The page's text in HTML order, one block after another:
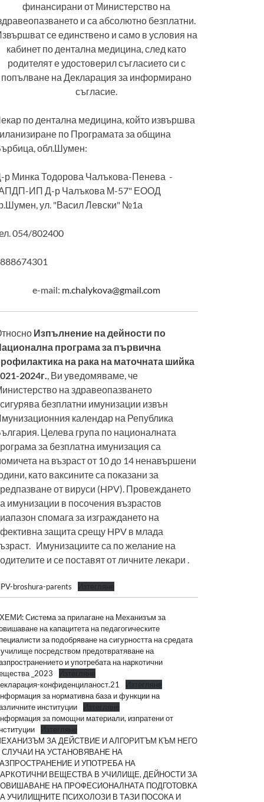
финансирани от Министерство на
и са абсолютно безплатни.
се единствено и само в условия на
кабинет по дентална медицина, след като
родителят е удостоверил съгласието си с
попълване на Декларация за информирано
съгласие.
по дентална медицина, който извършва
по Програмата за община
обл.Шумен:
р Минка Тодорова Чалъкова-Пенева -
ИП Д-р Чалъкова М-57" ЕООД
ул. "Васил Левски" №1а
054/802400
e-mail: m.chalykova@gmail.com
Изпълнение на дейности по
програма за първична
на рака на маточната шийка
2024г. , Ви уведомяваме, че
на здравеопазването
безплатни имунизации извън
календар на Република
Целева група по националната
за безплатна имунизация са
на възраст от 10 до 14 ненавършени
като ваксините са показани за
от вируси (HPV). Провеждането
имунизации в посочения възрастов
спомага за изграждането на
защита срещу HPV в млада
Имунизациите са по желание на
и се поставят от личните лекари .
broshura-parents Изтегляне
Система за прилагане на Механизъм за
на капацитета на педагогическите
за подобряване на сигурността на средата
училище посредством предотвратяване на
и употребата на наркотични
_2023
Изтегляне
конфиденциланост.21
Изтегляне
за нормативна база и функции на
институции
Изтегляне
за помощни материали, изпратени от
Изтегляне
ЗА ДЕЙСТВИЕ И АЛГОРИТЪМ КЪМ НЕГО
СЛУЧАИ НА УСТАНОВЯВАНЕ НА
И УПОТРЕБА НА
ВЕЩЕСТВА В УЧИЛИЩЕ, ДЕЙНОСТИ ЗА
НА ПРОФЕСИОНАЛНАТА ПОДГОТОВКА
УЧИЛИЩНИТЕ ПСИХОЛОЗИ В ТАЗИ ПОСОКА И